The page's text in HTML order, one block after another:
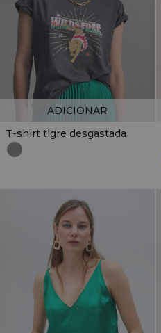
T-shirt tigre desgastada
ADICIONAR